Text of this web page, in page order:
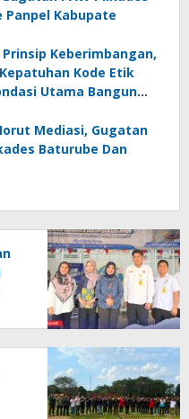
Panpel Kabupate
Keberimbangan,
Kode Etik
Mediasi, Gugatan
Baturube Dan